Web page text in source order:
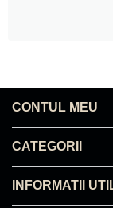
CONTUL MEU
CATEGORII
INFORMATII